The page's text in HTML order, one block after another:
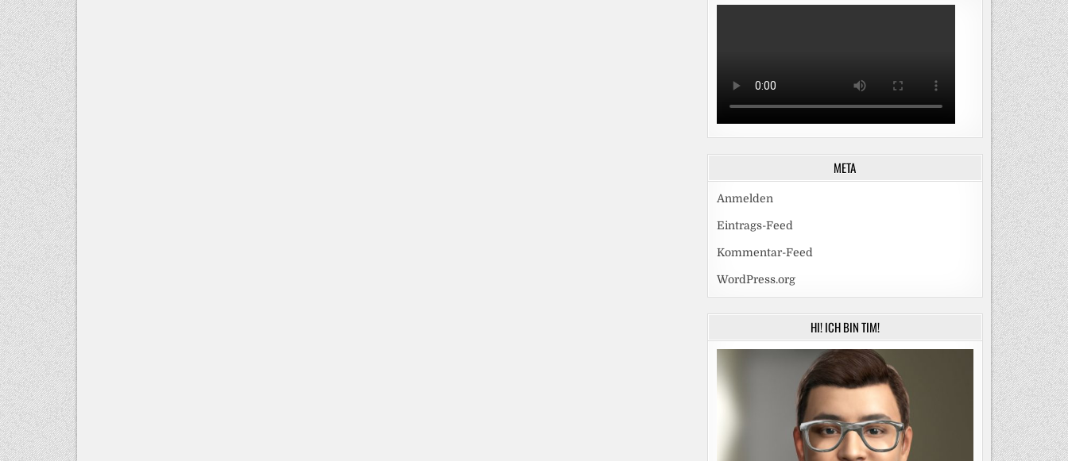
META
Anmelden
Eintrags-Feed
Kommentar-Feed
WordPress.org
HI! ICH BIN TIM!